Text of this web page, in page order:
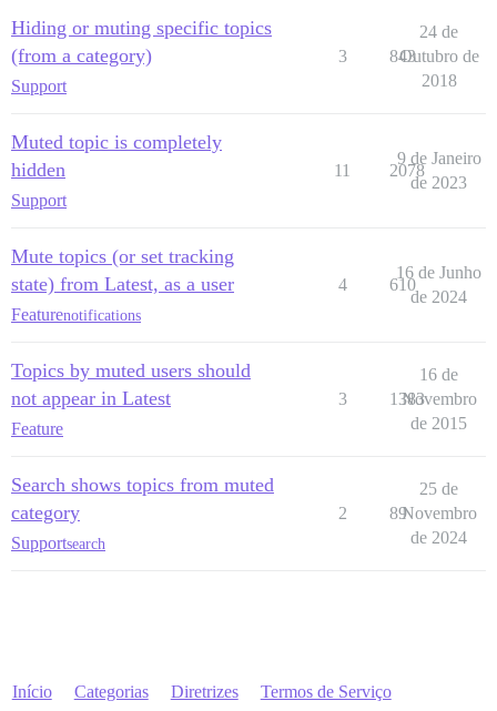
Hiding or muting specific topics
(from a category)
Support
3 843
24 de
Outubro de
2018
Muted topic is completely
hidden
Support
11 2078
9 de Janeiro
de 2023
Mute topics (or set tracking
state) from Latest, as a user
Featurenotifications
4 610
16 de Junho
de 2024
Topics by muted users should
not appear in Latest
Feature
3 1383
16 de
Novembro
de 2015
Search shows topics from muted
category
Supportsearch
2 89
25 de
Novembro
de 2024
Início Categorias Diretrizes Termos de Serviço